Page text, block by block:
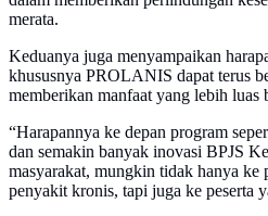
merata.
Keduanya juga menyampaikan
khususnya PROLANIS dapat terus
memberikan manfaat yang lebih luas
“Harapannya ke depan program
dan semakin banyak inovasi BPJS
masyarakat, mungkin tidak hanya ke
penyakit kronis, tapi juga ke peserta